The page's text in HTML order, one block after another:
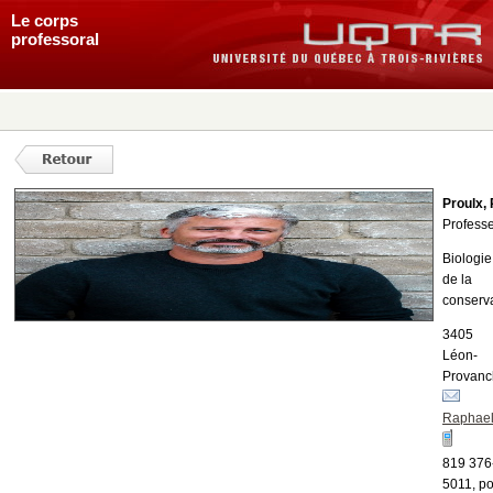
Le corps
professoral
Proulx,
Biologie
de la
3405
Léon-
819
5011,